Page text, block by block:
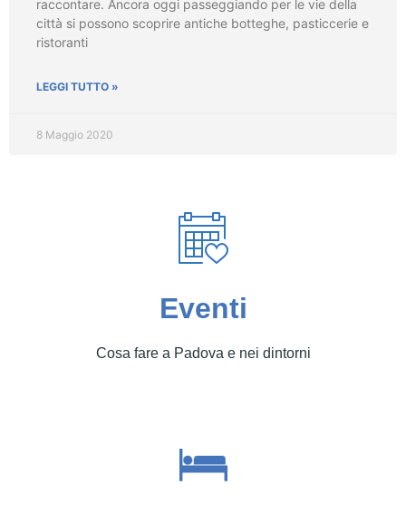
raccontare. Ancora oggi passeggiando per le vie della
città si possono scoprire antiche botteghe, pasticcerie e
ristoranti
LEGGI TUTTO »
8 Maggio 2020
Eventi
Cosa fare a Padova e nei dintorni